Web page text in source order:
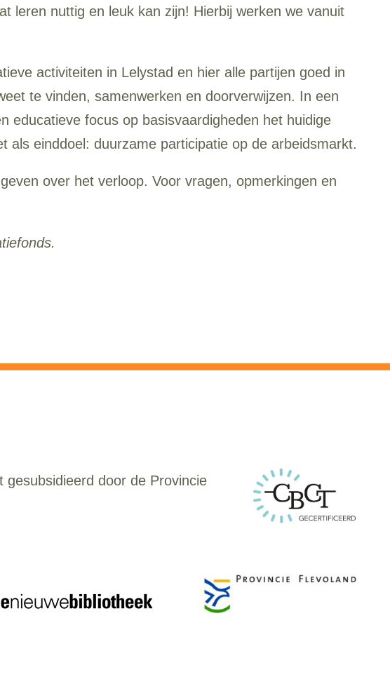
leren nuttig en leuk kan zijn! Hierbij werken we vanuit
activiteiten in Lelystad en hier alle partijen goed in
te vinden, samenwerken en doorverwijzen. In een
educatieve focus op basisvaardigheden het huidige
als einddoel: duurzame participatie op de arbeidsmarkt.
over het verloop. Voor vragen, opmerkingen en
gesubsidieerd door de Provincie